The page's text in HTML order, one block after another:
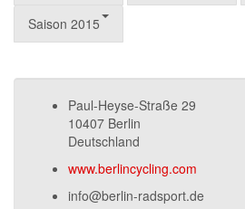
Saison 2015
Paul-Heyse-Straße 29
10407 Berlin
Deutschland
www.berlincycling.com
info@berlin-radsport.de